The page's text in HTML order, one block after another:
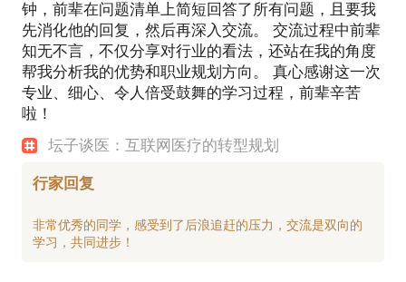
钟，前辈在问题清单上简短回答了所有问题，且要我
先消化他的回复，然后再深入交流。 交流过程中前辈
知无不言，不仅分享对行业的看法，还站在我的角度
帮我分析我的优势和职业规划方向。 真心感谢这一次
专业、细心、令人倍受鼓舞的学习过程，前辈辛苦
啦！
坛子谈医：互联网医疗的转型规划
行家回复
非常优秀的同学，感受到了后浪追赶的压力，交流是双向的